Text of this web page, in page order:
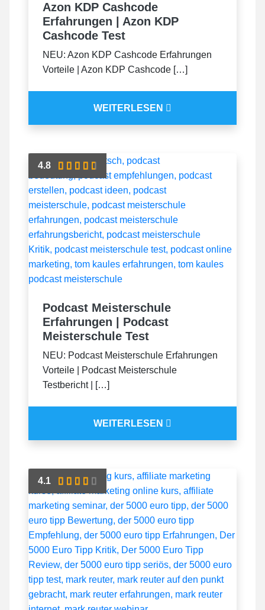
Azon KDP Cashcode
Erfahrungen | Azon KDP
Cashcode Test
NEU: Azon KDP Cashcode Erfahrungen
Vorteile | Azon KDP Cashcode […]
WEITERLESEN
4.8
Podcast Meisterschule
Erfahrungen | Podcast
Meisterschule Test
NEU: Podcast Meisterschule Erfahrungen
Vorteile | Podcast Meisterschule
Testbericht | […]
WEITERLESEN
4.1